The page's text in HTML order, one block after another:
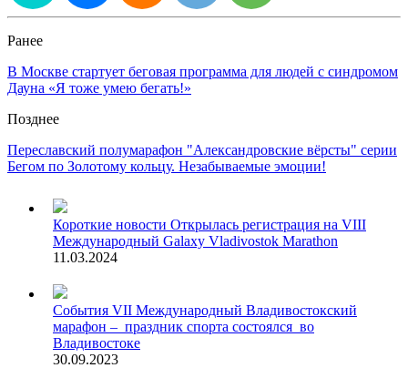
Ранее
В Москве стартует беговая программа для людей с синдромом
Дауна «Я тоже умею бегать!»
Позднее
Переславский полумарафон "Александровские вёрсты" серии
Бегом по Золотому кольцу. Незабываемые эмоции!
Короткие новости Открылась регистрация на VIII
Международный Galaxy Vladivostok Marathon
11.03.2024
События VII Международный Владивостокский
марафон – праздник спорта состоялся во
Владивостоке
30.09.2023